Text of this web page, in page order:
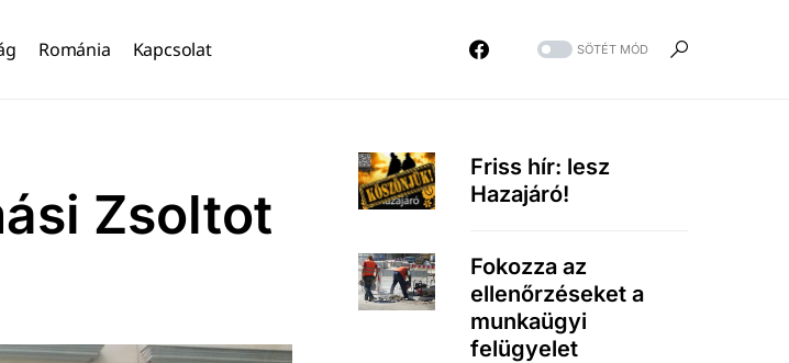
Románia Kapcsolat SÖTÉT MÓD
Zsoltot
Friss hír: lesz
Hazajáró!
Fokozza az
ellenőrzéseket a
munkaügyi
felügyelet